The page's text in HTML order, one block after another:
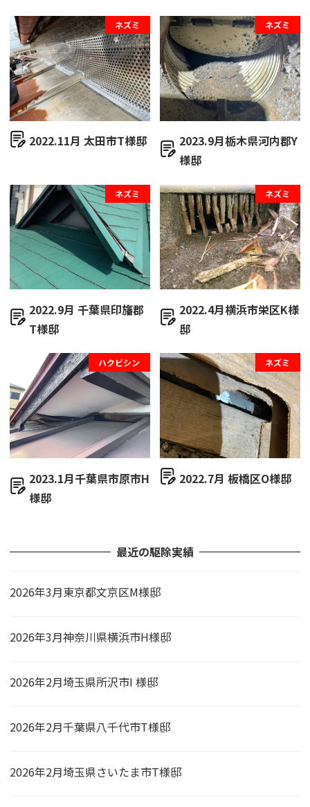
ネズミ
2022.11月 太田市T様邸
ネズミ
2023.9月栃木県河内郡Y
様邸
ネズミ
2022.9月 千葉県印旛郡
T様邸
ネズミ
2022.4月横浜市栄区K様
邸
ハクビシン
2023.1月千葉県市原市H
様邸
ネズミ
2022.7月 板橋区O様邸
最近の駆除実績
2026年3月東京都文京区M様邸
2026年3月神奈川県横浜市H様邸
2026年2月埼玉県所沢市I 様邸
2026年2月千葉県八千代市T様邸
2026年2月埼玉県さいたま市T様邸